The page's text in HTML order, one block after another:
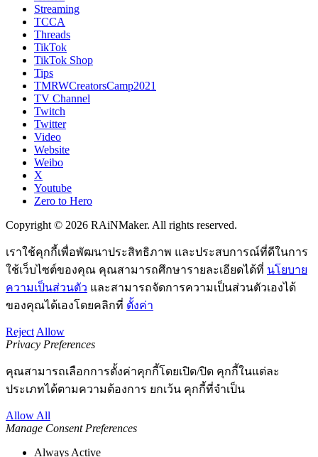
Streaming
TCCA
Threads
TikTok
TikTok Shop
Tips
TMRWCreatorsCamp2021
TV Channel
Twitch
Twitter
Video
Website
Weibo
X
Youtube
Zero to Hero
Copyright © 2026 RAiNMaker. All rights reserved.
เราใช้คุกกี้เพื่อพัฒนาประสิทธิภาพ และประสบการณ์ที่ดีในการ
ใช้เว็บไซต์ของคุณ คุณสามารถศึกษารายละเอียดได้ที่ นโยบาย
ความเป็นส่วนตัว และสามารถจัดการความเป็นส่วนตัวเองได้
ของคุณได้เองโดยคลิกที่ ตั้งค่า
Reject Allow
Privacy Preferences
คุณสามารถเลือกการตั้งค่าคุกกี้โดยเปิด/ปิด คุกกี้ในแต่ละ
ประเภทได้ตามความต้องการ ยกเว้น คุกกี้ที่จำเป็น
Allow All
Manage Consent Preferences
Always Active